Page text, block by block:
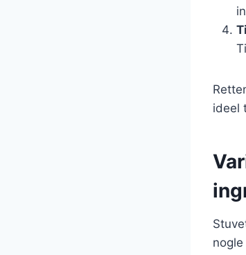
ideel